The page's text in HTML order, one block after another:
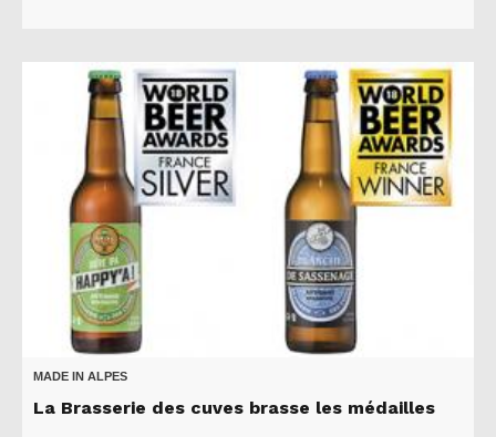
MADE IN ALPES
La Brasserie des cuves brasse les médailles